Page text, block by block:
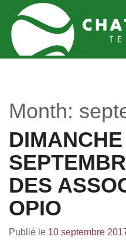
Month:
DES
OPIO
Publié le 10 septembre